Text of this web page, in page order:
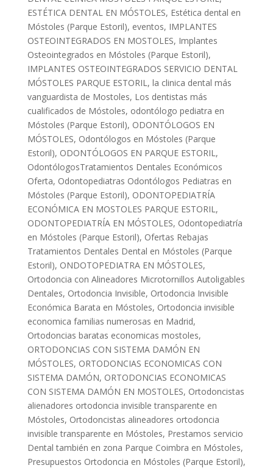
ESTÉTICA DENTAL EN MÓSTOLES, Estética dental en
Móstoles (Parque Estoril), eventos, IMPLANTES
OSTEOINTEGRADOS EN MOSTOLES, Implantes
Osteointegrados en Móstoles (Parque Estoril),
IMPLANTES OSTEOINTEGRADOS SERVICIO DENTAL
MÓSTOLES PARQUE ESTORIL, la clinica dental más
vanguardista de Mostoles, Los dentistas más
cualificados de Móstoles, odontólogo pediatra en
Móstoles (Parque Estoril), ODONTÓLOGOS EN
MÓSTOLES, Odontólogos en Móstoles (Parque
Estoril), ODONTÓLOGOS EN PARQUE ESTORIL,
OdontólogosTratamientos Dentales Económicos
Oferta, Odontopediatras Odontólogos Pediatras en
Móstoles (Parque Estoril), ODONTOPEDIATRÍA
ECONÓMICA EN MOSTOLES PARQUE ESTORIL,
ODONTOPEDIATRÍA EN MÓSTOLES, Odontopediatría
en Móstoles (Parque Estoril), Ofertas Rebajas
Tratamientos Dentales Dental en Móstoles (Parque
Estoril), ONDOTOPEDIATRA EN MÓSTOLES,
Ortodoncia con Alineadores Microtornillos Autoligables
Dentales, Ortodoncia Invisible, Ortodoncia Invisible
Económica Barata en Móstoles, Ortodoncia invisible
economica familias numerosas en Madrid,
Ortodoncias baratas economicas mostoles,
ORTODONCIAS CON SISTEMA DAMÓN EN
MÓSTOLES, ORTODONCIAS ECONOMICAS CON
SISTEMA DAMÓN, ORTODONCIAS ECONOMICAS
CON SISTEMA DAMÓN EN MOSTOLES, Ortodoncistas
alienadores ortodoncia invisible transparente en
Móstoles, Ortodoncistas alineadores ortodoncia
invisible transparente en Móstoles, Prestamos servicio
Dental también en zona Parque Coimbra en Móstoles,
Presupuestos Ortodoncia en Móstoles (Parque Estoril),